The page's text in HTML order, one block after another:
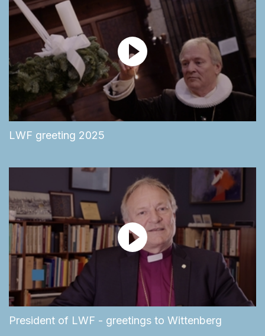
LWF greeting 2025
President of LWF - greetings to Wittenberg